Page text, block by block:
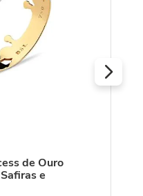
de Ouro
e